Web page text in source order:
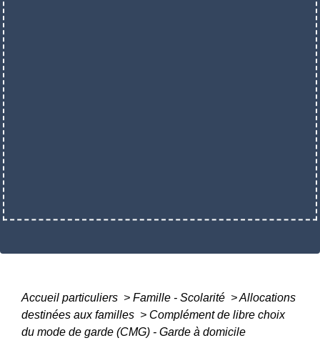
Accueil particuliers > Famille - Scolarité >Allocations
destinées aux familles > Complément de libre choix
du mode de garde (CMG) - Garde à domicile